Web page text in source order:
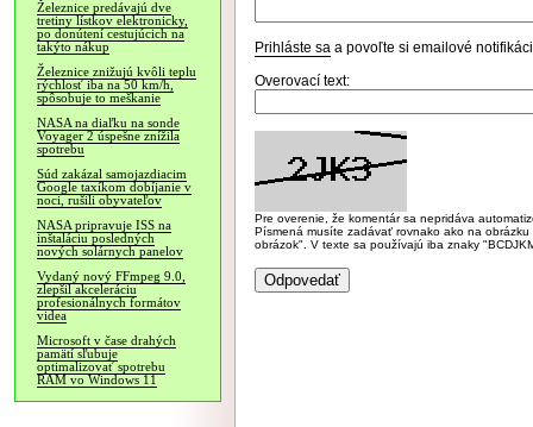
Železnice predávajú dve
tretiny lístkov elektronicky,
po donútení cestujúcich na
takýto nákup
Železnice znižujú kvôli teplu
rýchlosť iba na 50 km/h,
spôsobuje to meškanie
NASA na diaľku na sonde
Voyager 2 úspešne znížila
spotrebu
Súd zakázal samojazdiacim
Google taxíkom dobíjanie v
noci, rušili obyvateľov
NASA pripravuje ISS na
inštaláciu posledných
nových solárnych panelov
Vydaný nový FFmpeg 9.0,
zlepšil akceleráciu
profesionálnych formátov
videa
Microsoft v čase drahých
pamätí sľubuje
optimalizovať spotrebu
RAM vo Windows 11
Prihláste sa a povoľte si emailové
Overovací text:
Pre overenie, že komentár sa nepridáva
Písmená musíte zadávať rovnako ako na
obrázok". V texte sa používajú iba znaky